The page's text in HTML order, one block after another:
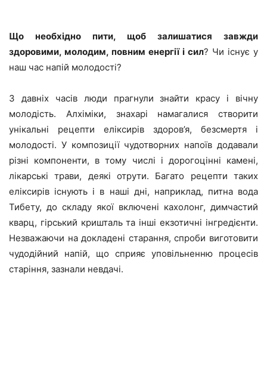
Що необхідно пити, щоб залишатися завжди
здоровими, молодим, повним енергії і сил? Чи існує у
наш час напій молодості?
З давніх часів люди прагнули знайти красу і вічну
молодість. Алхіміки, знахарі намагалися створити
унікальні рецепти еліксирів здоров’я, безсмертя і
молодості. У композиції чудотворних напоїв додавали
різні компоненти, в тому числі і дорогоцінні камені,
лікарські трави, деякі отрути. Багато рецепти таких
еліксирів існують і в наші дні, наприклад, питна вода
Тибету, до складу якої включені кахолонг, димчастий
кварц, гірський кришталь та інші екзотичні інгредієнти.
Незважаючи на докладені старання, спроби виготовити
чудодійний напій, що сприяє уповільненню процесів
старіння, зазнали невдачі.